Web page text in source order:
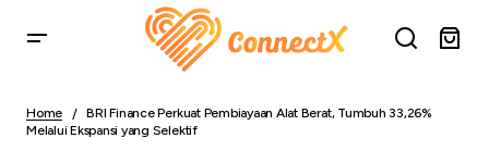
33,26% Melalui Ekspansi yang Selektif
Home
BRI Finance Perkuat Pembiayaan Alat Berat, Tumbuh 33,26%
Melalui Ekspansi yang Selektif